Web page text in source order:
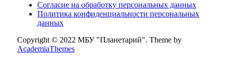
Согласие на обработку персональных данных
Политика конфиденциальности персональных
данных
Copyright © 2022 МБУ "Планетарий". Theme by
AcademiaThemes